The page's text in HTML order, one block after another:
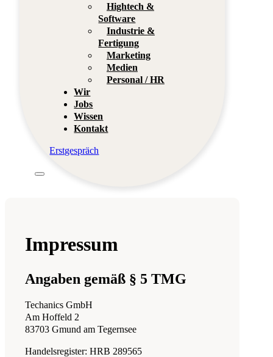
Hightech &
Software
Industrie &
Fertigung
Marketing
Medien
Personal / HR
Wir
Jobs
Wissen
Kontakt
Erstgespräch
Impressum
Angaben gemäß § 5 TMG
Techanics GmbH
Am Hoffeld 2
83703 Gmund am Tegernsee
Handelsregister: HRB 289565